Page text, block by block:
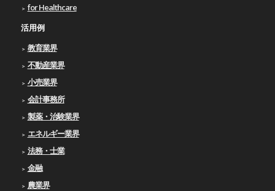
for Healthcare
活用例
教育業界
不動産業界
小売業界
会計事務所
製薬・治験業界
エネルギー業界
法務・士業
金融
農業界